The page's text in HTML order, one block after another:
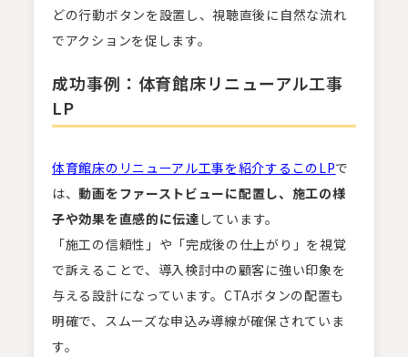
どの行動ボタンを設置し、視聴直後に自然な流れ
でアクションを促します。
成功事例：体育館床リニューアル工事
LP
体育館床のリニューアル工事を紹介するこのLPで
は、動画をファーストビューに配置し、施工の様
子や効果を直感的に伝達しています。
「施工の信頼性」や「完成後の仕上がり」を視覚
で訴えることで、導入検討中の顧客に強い印象を
与える設計になっています。CTAボタンの配置も
明確で、スムーズな申込み導線が確保されていま
す。